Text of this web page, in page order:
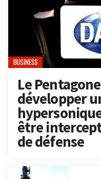
BUSINESS
Le
développer
être
de défense